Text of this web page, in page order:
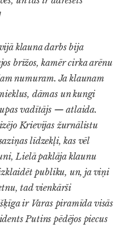
klauna darbs bija
brīžos, kamēr cirka arēnu
numuram. Ja klaunam
dāmas un kungi
vadītājs — atlaida.
Krievijas žurnālistu
līdzekļi, kas vēl
Lielā paklāja klaunu
publiku, un, ja viņi
tad vienkārši
ir Varas piramīda visās
Putins pēdējos piecus